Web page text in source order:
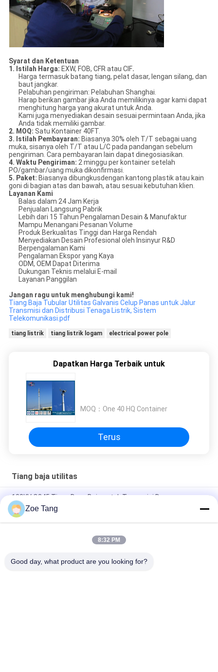
Syarat dan Ketentuan
1. Istilah Harga: EXW, FOB, CFR atau CIF.
Harga termasuk batang tiang, pelat dasar, lengan silang, dan
baut jangkar.
Pelabuhan pengiriman: Pelabuhan Shanghai.
Harap berikan gambar jika Anda memilikinya agar kami dapat
menghitung harga yang akurat untuk Anda.
Kami juga menyediakan desain sesuai permintaan Anda, jika
Anda tidak memiliki gambar.
2. MOQ: Satu Kontainer 40FT.
3. Istilah Pembayaran: Biasanya 30% oleh T/T sebagai uang
muka, sisanya oleh T/T atau L/C pada pandangan sebelum
pengiriman. Cara pembayaran lain dapat dinegosiasikan.
4. Waktu Pengiriman: 2 minggu per kontainer setelah
PO/gambar/uang muka dikonfirmasi.
5. Paket: Biasanya dibungkusdengan kantong plastik atau kain
goni di bagian atas dan bawah, atau sesuai kebutuhan klien.
Layanan Kami
Balas dalam 24 Jam Kerja
Penjualan Langsung Pabrik
Lebih dari 15 Tahun Pengalaman Desain & Manufaktur
Mampu Menangani Pesanan Volume
Produk Berkualitas Tinggi dan Harga Rendah
Menyediakan Desain Profesional oleh Insinyur R&D
Berpengalaman Kami
Pengalaman Ekspor yang Kaya
ODM, OEM Dapat Diterima
Dukungan Teknis melalui E-mail
Layanan Panggilan
Jangan ragu untuk menghubungi kami!
Tiang Baja Tubular Utilitas Galvanis Celup Panas untuk Jalur
Transmisi dan Distribusi Tenaga Listrik, Sistem
Telekomunikasi.pdf
tiang listrik tiang listrik logam electrical power pole
Dapatkan Harga Terbaik untuk
MOQ： One 40 HQ Container
Terus
Tiang baja utilitas
138KV Q345 Tiang Daya Baja untuk Transmisi Daya
Octagonal Steel Utility Poles For Telecommunication System
Q235 3-12mm
Galvanized Utility Steel Tubular Pole For Electric Power
Zoe Tang
8:32 PM
Good day, what product are you looking for?